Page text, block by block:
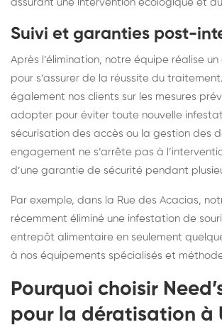
assurant une intervention écologique et
Suivi et garanties post-
Après l’élimination, notre équipe réalise
pour s’assurer de la réussite du
également nos clients sur les mesures
adopter pour éviter toute nouvelle
sécurisation des accès ou la gestion des
engagement ne s’arrête pas à
d’une garantie de sécurité pendant
Par exemple, dans la Rue des Acacias,
récemment éliminé une infestation de
entrepôt alimentaire en seulement
à nos équipements spécialisés et
Pourquoi choisir
pour la dératisation à